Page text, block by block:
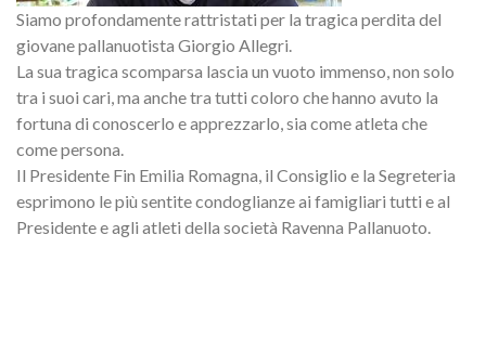
Siamo profondamente rattristati per la tragica perdita del
giovane pallanuotista Giorgio Allegri.
La sua tragica scomparsa lascia un vuoto immenso, non solo
tra i suoi cari, ma anche tra tutti coloro che hanno avuto la
fortuna di conoscerlo e apprezzarlo, sia come atleta che
come persona.
Il Presidente Fin Emilia Romagna, il Consiglio e la Segreteria
esprimono le più sentite condoglianze ai famigliari tutti e al
Presidente e agli atleti della società Ravenna Pallanuoto.